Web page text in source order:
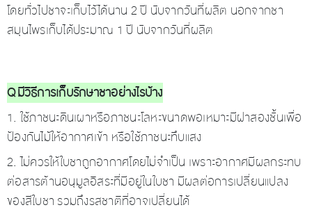
โดยทั่วไปชาจะเก็บไว้ได้นาน 2 ปี นับจากวันที่ผลิต นอกจากชา
สมุนไพรเก็บได้ประมาณ 1 ปี นับจากวันที่ผลิต
Q มีวิธีการเก็บรักษาชาอย่างไรบ้าง
1. ใช้ภาชนะดินเผาหรือภาชนะโลหะขนาดพอเหมาะมีฝาสองชั้นเพื่อ
ป้องกันไม้ให้อากาศเข้า หรือใช้ภาชนะทึบแสง
2. ไม่ควรให้ใบชาถูกอากาศโดยไม่จำเป็น เพราะอากาศมีผลกระทบ
ต่อสารต้านอนุมูลอิสระที่มีอยู่ในใบชา มีผลต่อการเปลี่ยนแปลง
ของสีใบชา รวมถึงรสชาติที่อาจเปลี่ยนได้